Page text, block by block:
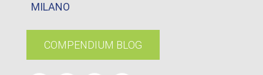
MILANO
COMPENDIUM BLOG